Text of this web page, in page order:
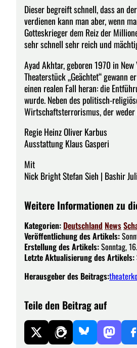
Dieser begreift schnell, dass an
verdienen kann man aber, wenn
Gotteskrieger dem Reiz der
sehr schnell sehr reich und
Ayad Akhtar, geboren 1970 in
Theaterstück „Geächtet“ gewann
einen realen Fall heran: die
wurde. Neben des politisch-
Wirtschaftsterrorismus, der
Regie Heinz Oliver Karbus
Ausstattung Klaus Gasperi
Mit
Nick Bright Stefan Sieh | Bashir
Weitere Informationen zu
Kategorien: Deutschland News
Veröffentlichung des Artikels:
Erstellung des Artikels:Sonntag,
Letzte Aktualisierung des Artikels:
Herausgeber des Beitrags:
Teile den Beitrag auf